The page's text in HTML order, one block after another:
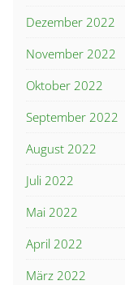
Dezember 2022
November 2022
Oktober 2022
September 2022
August 2022
Juli 2022
Mai 2022
April 2022
März 2022